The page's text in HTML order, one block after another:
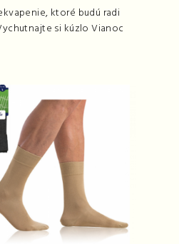
ktoré budú radi
si kúzlo Vianoc